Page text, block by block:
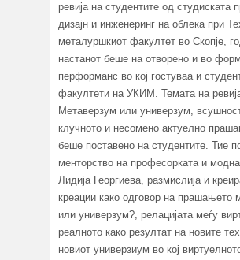
ревија на студентите од студиската
дизајн и инженеринг на облека при
металуршкиот факултет во Скопје,
настанот беше на отворено и во
перформанс во кој гостуваа и
факултети на УКИМ. Темата на
Метаверзум или универзум,
клучното и несомено актуелно
беше поставено на студентите. Тие
менторство на професорката и модна
Лидија Георгиева, размислија и
креации како одговор на прашањето
или универзум?, релацијата меѓу
реалното како резултат на новите
новиот универзиум во кој